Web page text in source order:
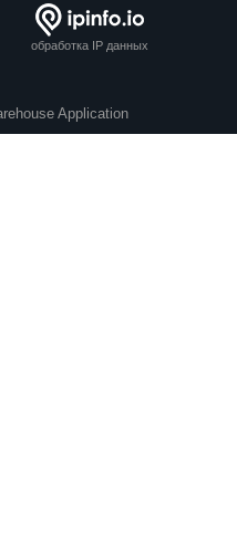
обработка IP данных
Application